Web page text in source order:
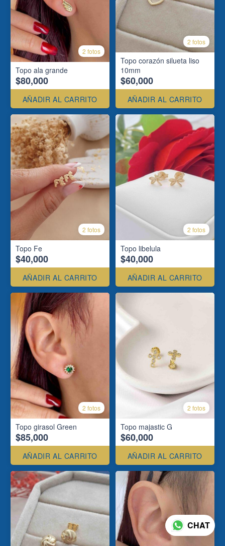
2 fotos
Topo ala grande
$80,000
AÑADIR AL CARRITO
2 fotos
Topo corazón silueta liso
10mm
$60,000
AÑADIR AL CARRITO
2 fotos
Topo Fe
$40,000
AÑADIR AL CARRITO
2 fotos
Topo libelula
$40,000
AÑADIR AL CARRITO
2 fotos
Topo girasol Green
$85,000
AÑADIR AL CARRITO
2 fotos
Topo majastic G
$60,000
AÑADIR AL CARRITO
CHAT